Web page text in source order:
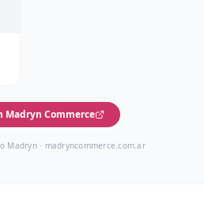
Madryn Commerce
Madryn · madryncommerce.com.ar